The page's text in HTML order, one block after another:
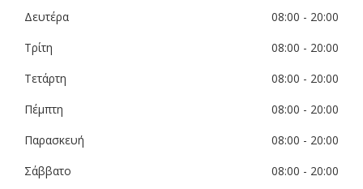
Δευτέρα 08:00 - 20:00
Τρίτη
08:00 - 20:00
Τετάρτη
08:00 - 20:00
Πέμπτη
08:00 - 20:00
Παρασκευή
08:00 - 20:00
Σάββατο
08:00 - 20:00